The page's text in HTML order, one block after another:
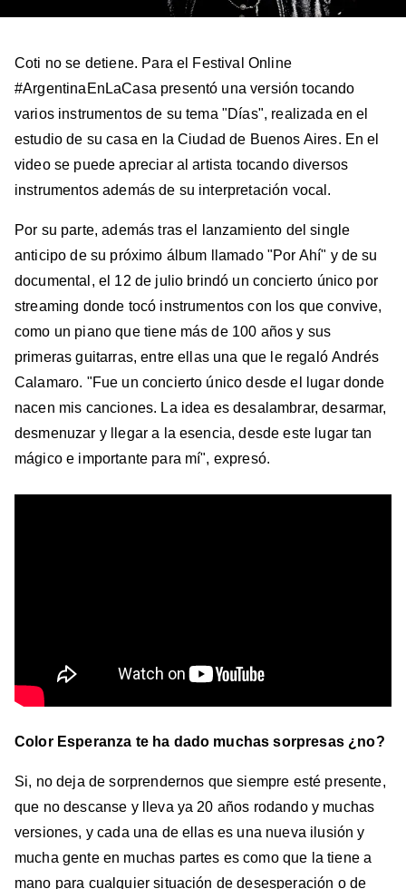
Coti no se detiene. Para el Festival Online
#ArgentinaEnLaCasa presentó una versión tocando
varios instrumentos de su tema "Días", realizada en el
estudio de su casa en la Ciudad de Buenos Aires. En el
video se puede apreciar al artista tocando diversos
instrumentos además de su interpretación vocal.
Por su parte, además tras el lanzamiento del single
anticipo de su próximo álbum llamado "Por Ahí" y de su
documental, el 12 de julio brindó un concierto único por
streaming donde tocó instrumentos con los que convive,
como un piano que tiene más de 100 años y sus
primeras guitarras, entre ellas una que le regaló Andrés
Calamaro. "Fue un concierto único desde el lugar donde
nacen mis canciones. La idea es desalambrar, desarmar,
desmenuzar y llegar a la esencia, desde este lugar tan
mágico e importante para mí", expresó.
Color Esperanza te ha dado muchas sorpresas ¿no?
Si, no deja de sorprendernos que siempre esté presente,
que no descanse y lleva ya 20 años rodando y muchas
versiones, y cada una de ellas es una nueva ilusión y
mucha gente en muchas partes es como que la tiene a
mano para cualquier situación de desesperación o de